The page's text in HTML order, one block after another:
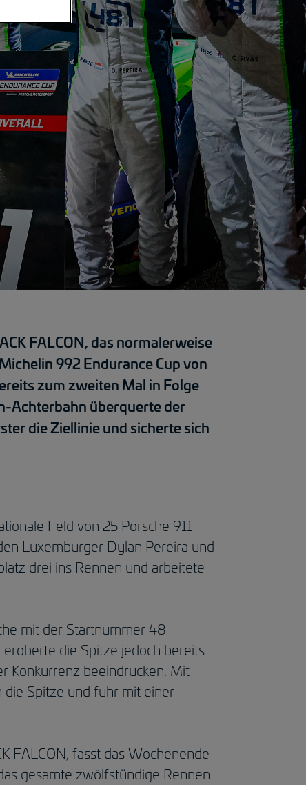
FALCON, das normalerweise
992 Endurance Cup von
zum zweiten Mal in Folge
Achterbahn überquerte der
die Ziellinie und sicherte sich
Feld von 25 Porsche 911
Luxemburger Dylan Pereira und
drei ins Rennen und arbeitete
mit der Startnummer 48
die Spitze jedoch bereits
Konkurrenz beeindrucken. Mit
die Spitze und fuhr mit einer
FALCON, fasst das Wochenende
gesamte zwölfstündige Rennen